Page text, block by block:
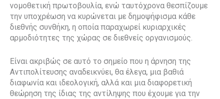
νομοθετική πρωτοβουλία, ενώ ταυτόχρονα θεσπίζουμε
την υποχρέωση να κυρώνεται με δημοψήφισμα κάθε
διεθνής συνθήκη, η οποία παραχωρεί κυριαρχικές
αρμοδιότητες της χώρας σε διεθνείς οργανισμούς.
Είναι ακριβώς σε αυτό το σημείο που η άρνηση της
Αντιπολίτευσης αναδεικνύει, θα έλεγα, μια βαθιά
διαφωνία και ιδεολογική, αλλά και μια διαφορετική
θεώρηση της ίδιας της αντίληψης που έχουμε για την